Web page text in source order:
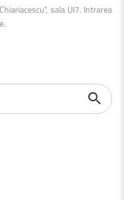
sala UI7. Intrarea